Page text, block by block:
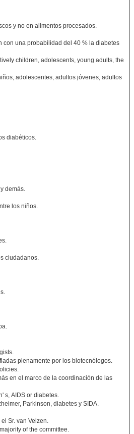
y no en alimentos procesados.
con una probabilidad del 40 % la diabetes
children, adolescents, young adults, the
adolescentes, adultos jóvenes, adultos
diabéticos.
demás.
los niños.
ciudadanos.
plenamente por los biotecnólogos.
en el marco de la coordinación de las
s, AIDS or diabetes.
Parkinson, diabetes y SIDA.
Sr. van Velzen.
of the committee.